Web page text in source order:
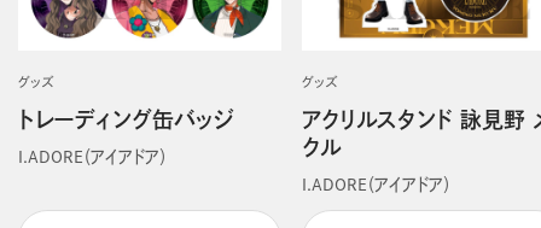
グッズ
トレーディング缶バッジ
I.ADORE（アイアドア）
グッズ
アクリルスタンド 詠見野
クル
I.ADORE（アイアドア）